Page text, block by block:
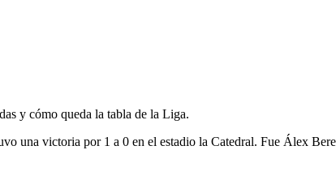
y cómo queda la tabla de la Liga.
victoria por 1 a 0 en el estadio la Catedral. Fue Álex